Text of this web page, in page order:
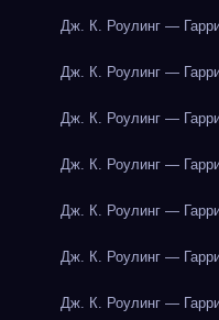
Дж. К. Роулинг —
Дж. К. Роулинг —
Дж. К. Роулинг —
Дж. К. Роулинг —
Дж. К. Роулинг —
Дж. К. Роулинг —
Дж. К. Роулинг —